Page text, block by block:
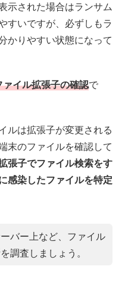
示された場合はランサム
すいですが、必ずしもラ
かりやすい状態になって
イル拡張子の確認で
ルは拡張子が変更される
末のファイルを確認して
張子でファイル検索をす
感染したファイルを特定
バー上など、ファイル
調査しましょう。